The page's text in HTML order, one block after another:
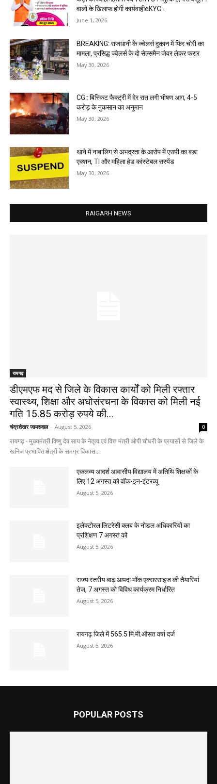
वालों के खिलाफ होगी कार्यवाहीeKYC...
June 1, 2026
BREAKING: राजधानी के ज्वेलर्स दुकान में फिर चोरी का
मामला, प्रसिद्ध ज्वेलर्स के दो सेल्समैन जेवर लेकर फरार
May 30, 2026
CG : बिस्किट फैक्ट्री में देर रात लगी भीषण आग, 4-5
करोड़ के नुकसान का अनुमान
May 30, 2026
थाने में नाबालिग से अभद्रता के आरोप में एसपी का बड़ा
एक्शन, TI और महिला हेड कांस्टेबल सस्पेंड
May 30, 2026
RAIGARH NEWS
रायगढ़
डीएमएफ मद से जिले के विकास कार्यों को मिली रफ्तार
स्वास्थ्य, शिक्षा और अधोसंरचना के विकास को मिली नई
गति 15.85 करोड़ रुपये की...
चंद्रशेखर जायसवाल - August 5, 2026 0
रायगढ़ - मुख्यमंत्री विष्णु देव साय के नेतृत्व एवं वित्त मंत्री ओपी चौधरी के प्रयासों से जिले के
खनिज प्रभावित क्षेत्रों के समग्र विकास...
एकलव्य आदर्श आवासीय विद्यालय में अतिथि शिक्षकों के
लिए 12 अगस्त को वॉक-इन-इंटरव्यू
August 5, 2026
इलेक्टोरल लिटरेसी क्लब के नोडल अधिकारियों का
प्रशिक्षण 7 अगस्त को
August 5, 2026
राज्य स्तरीय बाढ़ आपदा मॉक एक्सरसाइज की तैयारियां
तेज, 7 अगस्त को विविध कार्यक्रम निर्धारित
August 5, 2026
रायगढ़ जिले में 565.5 मि.मी.औसत वर्षा दर्ज
August 5, 2026
POPULAR POSTS